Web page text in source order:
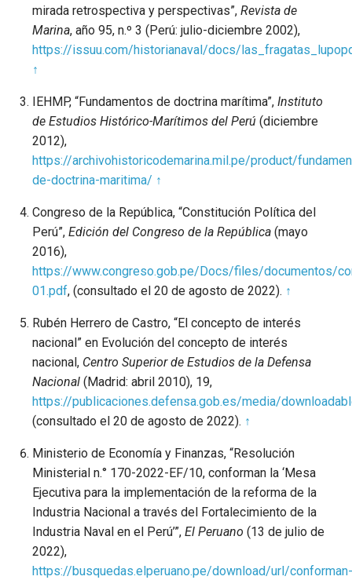
mirada retrospectiva y perspectivas”, Revista de
Marina, año 95, n.º 3 (Perú: julio-diciembre 2002),
https://issuu.com/historianaval/docs/
↑
IEHMP, “Fundamentos de doctrina marítima”, Instituto
de Estudios Histórico-Marítimos del Perú (diciembre
2012),
https://archivohistoricodemarina.mil.pe/product/
de-doctrina-maritima/ ↑
Congreso de la República, “Constitución Política del
Perú”, Edición del Congreso de la República (mayo
2016),
https://www.congreso.gob.pe/Docs/files/documentos/
01.pdf, (consultado el 20 de agosto de 2022). ↑
Rubén Herrero de Castro, “El concepto de interés
nacional” en Evolución del concepto de interés
nacional, Centro Superior de Estudios de la Defensa
Nacional (Madrid: abril 2010), 19,
https://publicaciones.defensa.gob.es/media/
(consultado el 20 de agosto de 2022). ↑
Ministerio de Economía y Finanzas, “Resolución
Ministerial n.° 170-2022-EF/10, conforman la ‘Mesa
Ejecutiva para la implementación de la reforma de la
Industria Nacional a través del Fortalecimiento de la
Industria Naval en el Perú’”, El Peruano (13 de julio de
2022),
https://busquedas.elperuano.pe/download/url/conforman-